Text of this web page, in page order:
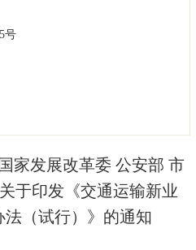
策解读 回应关切
题公开
5号
家发展改革委 公安部 市
于印发《交通运输新业
（试行）》的通知